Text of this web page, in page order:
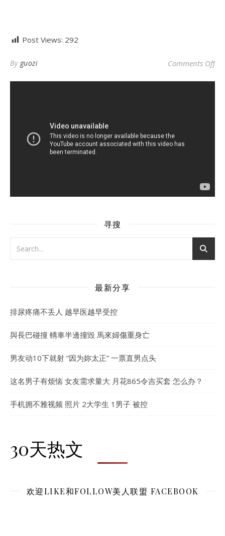
Post Views: 292
By guozi Comments Offon
寻搜
最新分享
排尿疼痛不丢人 越早医越早受控
與長巴碰撞 轎車半邊撞毀 馬來婦傷重身亡
男友动10下就射 “因为妳太正” 一票直男点头
这名男子有烦恼 女友需求量大 月花865令吉买套 怎么办？
手机拥不雅视频 照片 2大学生 1男子 被控
30天热文
欢迎LIKE和FOLLOW美人联盟 FACEBOOK